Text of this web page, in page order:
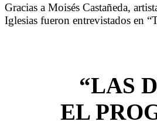
Gracias a Moisés Castañeda,
Iglesias fueron entrevistados en
“LAS
EL